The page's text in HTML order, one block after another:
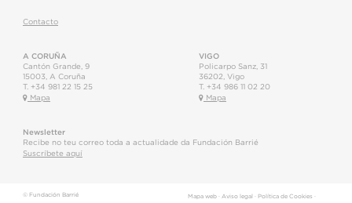
Contacto
A CORUÑA
Cantón Grande, 9
15003
A Coruña
T. +34 981 22 15 25
Mapa
VIGO
Policarpo Sanz, 31
36202 Vigo
T. +34 986 11 02 20
Mapa
Newsletter
Recibe no teu correo toda a actualidade da Fundación Barrié
Suscríbete aquí
© Fundación Barrié Mapa web· Aviso legal · Política de Cookies ·